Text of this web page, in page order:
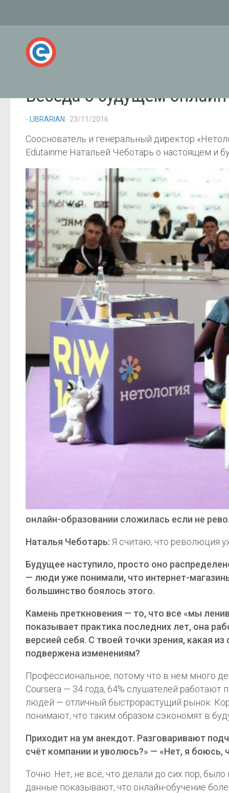
Беседа о будущем
- LIBRARIAN · 23/11/2016
Сооснователь и генеральный директор
Edutainme Натальей Чеботарь о настоящем и
онлайн-образовании сложилась если не
Наталья Чеботарь: Я считаю, что революция
Будущее наступило, просто оно
— люди уже понимали, что интернет-
большинство боялось этого.
Камень преткновения — то, что все «мы
показывает практика последних лет, она
версией себя. С твоей точки зрения, какая
подвержена изменениям?
Профессиональное, потому что в нем много
Coursera — 34 года, 64% слушателей
людей — отличный быстрорастущий рынок.
понимают, что таким образом сэкономят в
Приходит на ум анекдот. Разговаривают
счёт компании и уволюсь?» — «Нет, я боюсь,
Точно. Нет, не всё, что делали до сих пор,
данные показывают, что онлайн-обучение